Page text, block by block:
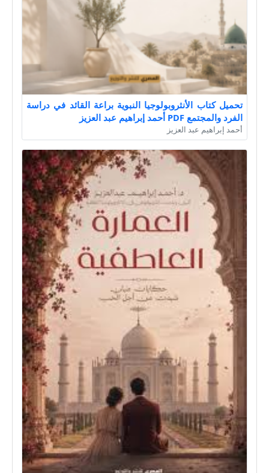
تحميل كتاب الأنثروبولوجيا النبوية براعة القائد في دراسة
الفرد والمجتمع PDF أحمد إبراهيم عبد العزيز
أحمد إبراهيم عبد العزيز